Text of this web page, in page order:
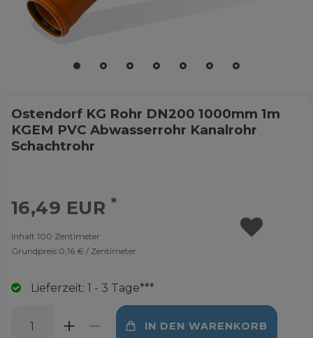
Ostendorf KG Rohr DN200 1000mm 1m
KGEM PVC Abwasserrohr Kanalrohr
Schachtrohr
16,49 EUR *
Inhalt 100 Zentimeter
Grundpreis 0,16 € / Zentimeter
Lieferzeit: 1 - 3 Tage***
IN DEN WARENKORB